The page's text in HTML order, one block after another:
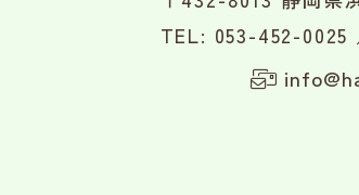
TEL: 053-452-0025